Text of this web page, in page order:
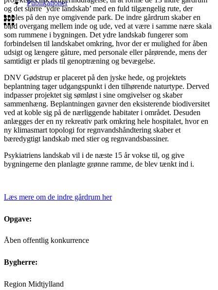
Publikationer
og det større ’ydre landskab’ med en fuld tilgængelig rute, der
kobles på den nye omgivende park. De indre gårdrum skaber en
blød overgang mellem inde og ude, ved at være i samme nære skala
som rummene i bygningen. Det ydre landskab fungerer som
forbindelsen til landskabet omkring, hvor der er mulighed for åben
udsigt og længere gåture, med personale eller pårørende, mens der
samtidigt er plads til genoptræning og bevægelse.
DNV Gødstrup er placeret på den jyske hede, og projektets
beplantning tager udgangspunkt i den tilhørende naturtype. Derved
indpasser projektet sig sømløst i sine omgivelser og skaber
sammenhæng. Beplantningen gavner den eksisterende biodiversitet
ved at koble sig på de nærliggende habitater i området. Desuden
anlægges der en ny rekreativ park omkring hele hospitalet, hvor en
ny klimasmart topologi for regnvandshåndtering skaber et
bæredygtigt landskab med stier og regnvandsbassiner.
Psykiatriens landskab vil i de næste 15 år vokse til, og give
bygningerne den planlagte grønne ramme, de blev tænkt ind i.
Læs mere om de indre gårdrum her
Opgave:
Åben offentlig konkurrence
Bygherre:
Region Midtjylland